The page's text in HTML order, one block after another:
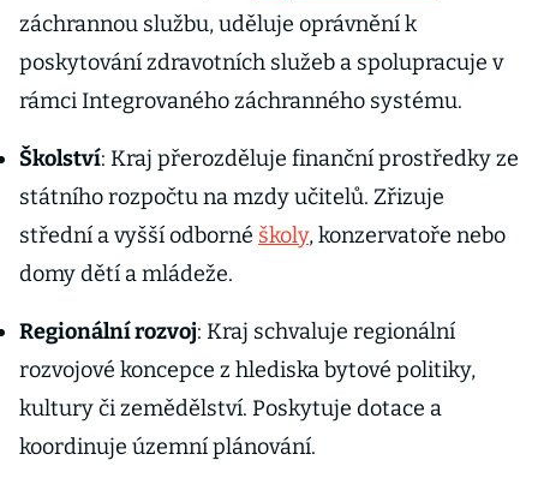
záchrannou službu, uděluje oprávnění k
poskytování zdravotních služeb a spolupracuje v
rámci Integrovaného záchranného systému.
Školství: Kraj přerozděluje finanční prostředky ze
státního rozpočtu na mzdy učitelů. Zřizuje
střední a vyšší odborné školy, konzervatoře nebo
domy dětí a mládeže.
Regionální rozvoj: Kraj schvaluje regionální
rozvojové koncepce z hlediska bytové politiky,
kultury či zemědělství. Poskytuje dotace a
koordinuje územní plánování.